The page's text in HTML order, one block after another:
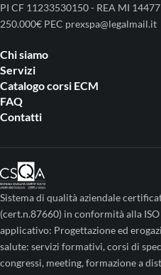
PI CF 11233530150 - REA MI
250.000€ PEC prexspa@legalmail.it
Chi siamo
Servizi
Catalogo corsi ECM
FAQ
Contatti
Sistema di qualità aziendale
(cert.n.87660) in conformità alla
applicativo: Progettazione ed
salute: servizi formativi, corsi di
congressi, meeting, formazione a